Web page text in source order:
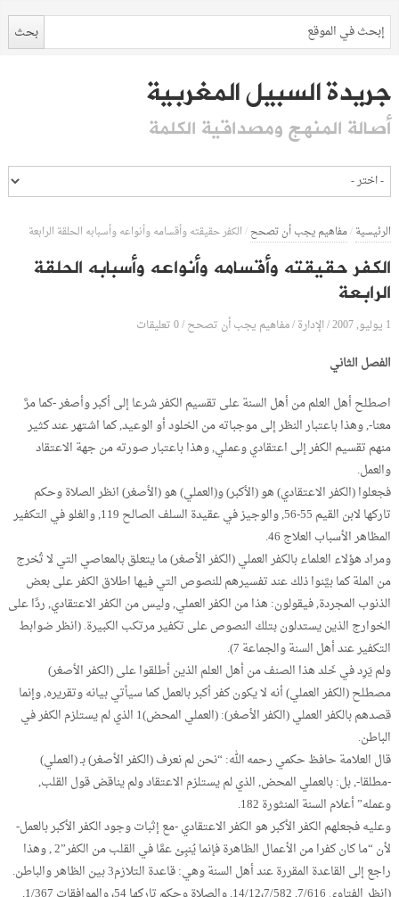
جريدة السبيل المغربية
أصالة المنهج ومصداقية الكلمة
الرئيسية/مفاهيم يجب أن تصحح/الكفر حقيقته وأقسامه وأنواعه وأسبابه الحلقة الرابعة
الكفر حقيقته وأقسامه وأنواعه وأسبابه الحلقة
الرابعة
1 يوليو, 2007 /الإدارة/مفاهيم يجب أن تصحح/0 تعليقات
الفصل الثاني
اصطلح أهل العلم من أهل السنة على تقسيم الكفر شرعا إلى أكبر وأصغر -كما مرَّ
معنا-, وهذا باعتبار النظر إلى موجباته من الخلود أو الوعيد, كما اشتهر عند كثير
منهم تقسيم الكفر إلى اعتقادي وعملي, وهذا باعتبار صورته من جهة الاعتقاد
والعمل.
فجعلوا (الكفر الاعتقادي) هو (الأكبر) و(العملي) هو (الأصغر) انظر الصلاة وحكم
تاركها لابن القيم 55-56, والوجيز في عقيدة السلف الصالح 119, والغلو في التكفير
المظاهر الأسباب العلاج 46.
ومراد هؤلاء العلماء بالكفر العملي (الكفر الأصغر) ما يتعلق بالمعاصي التي لا تُخرج
من الملة كما بيَّنوا ذلك عند تفسيرهم للنصوص التي فيها اطلاق الكفر على بعض
الذنوب المجردة, فيقولون: هذا من الكفر العملي, وليس من الكفر الاعتقادي, ردًا على
الخوارج الذين يستدلون بتلك النصوص على تكفير مرتكب الكبيرة. (انظر ضوابط
التكفير عند أهل السنة والجماعة 7).
ولم يَرِد في خَلد هذا الصنف من أهل العلم الذين أطلقوا على (الكفر الأصغر)
مصطلح (الكفر العملي) أنه لا يكون كفر أكبر بالعمل كما سيأتي بيانه وتقريره, وإنما
قصدهم بالكفر العملي (الكفر الأصغر): (العملي المحض)1 الذي لم يستلزم الكفر في
الباطن.
قال العلامة حافظ حكمي رحمه الله: “نحن لم نعرف (الكفر الأصغر) بـ (العملي)
-مطلقا-, بل: بالعملي المحض, الذي لم يستلزم الاعتقاد ولم يناقض قول القلب,
وعمله” أعلام السنة المنثورة 182.
وعليه فجعلهم الكفر الأكبر هو الكفر الاعتقادي -مع إثبات وجود الكفر الأكبر بالعمل-
لأن “ما كان كفرا من الأعمال الظاهرة فإنما يُنبِئ عمَّا في القلب من الكفر”2 , وهذا
راجع إلى القاعدة المقررة عند أهل السنة وهي: قاعدة التلازم3 بين الظاهر والباطن.